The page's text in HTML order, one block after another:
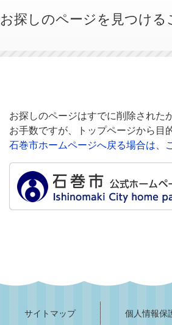
お探しのページを見つけ
お探しのページはすでに削除された
お手数ですが、トップページから目
石巻市ホームページへ戻る場合は、
サイトマップ 個人情報保